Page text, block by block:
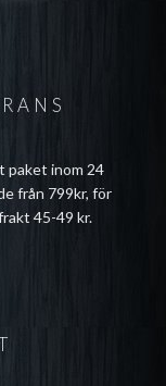
paket inom 24
från 799kr, för
45-49 kr.